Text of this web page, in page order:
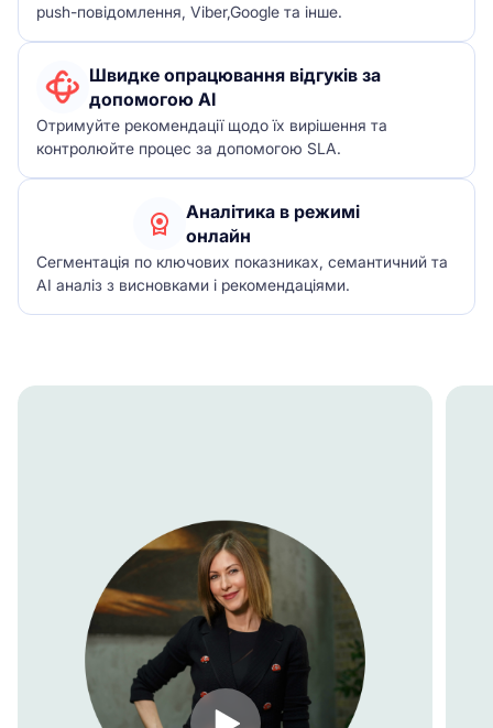
push-повідомлення, Viber,Google та інше.
Швидке опрацювання відгуків за
допомогою AI
Отримуйте рекомендації щодо їх вирішення та
контролюйте процес за допомогою SLA.
Аналітика в режимі
онлайн
Сегментація по ключових показниках, семантичний та
АІ аналіз з висновками і рекомендаціями.